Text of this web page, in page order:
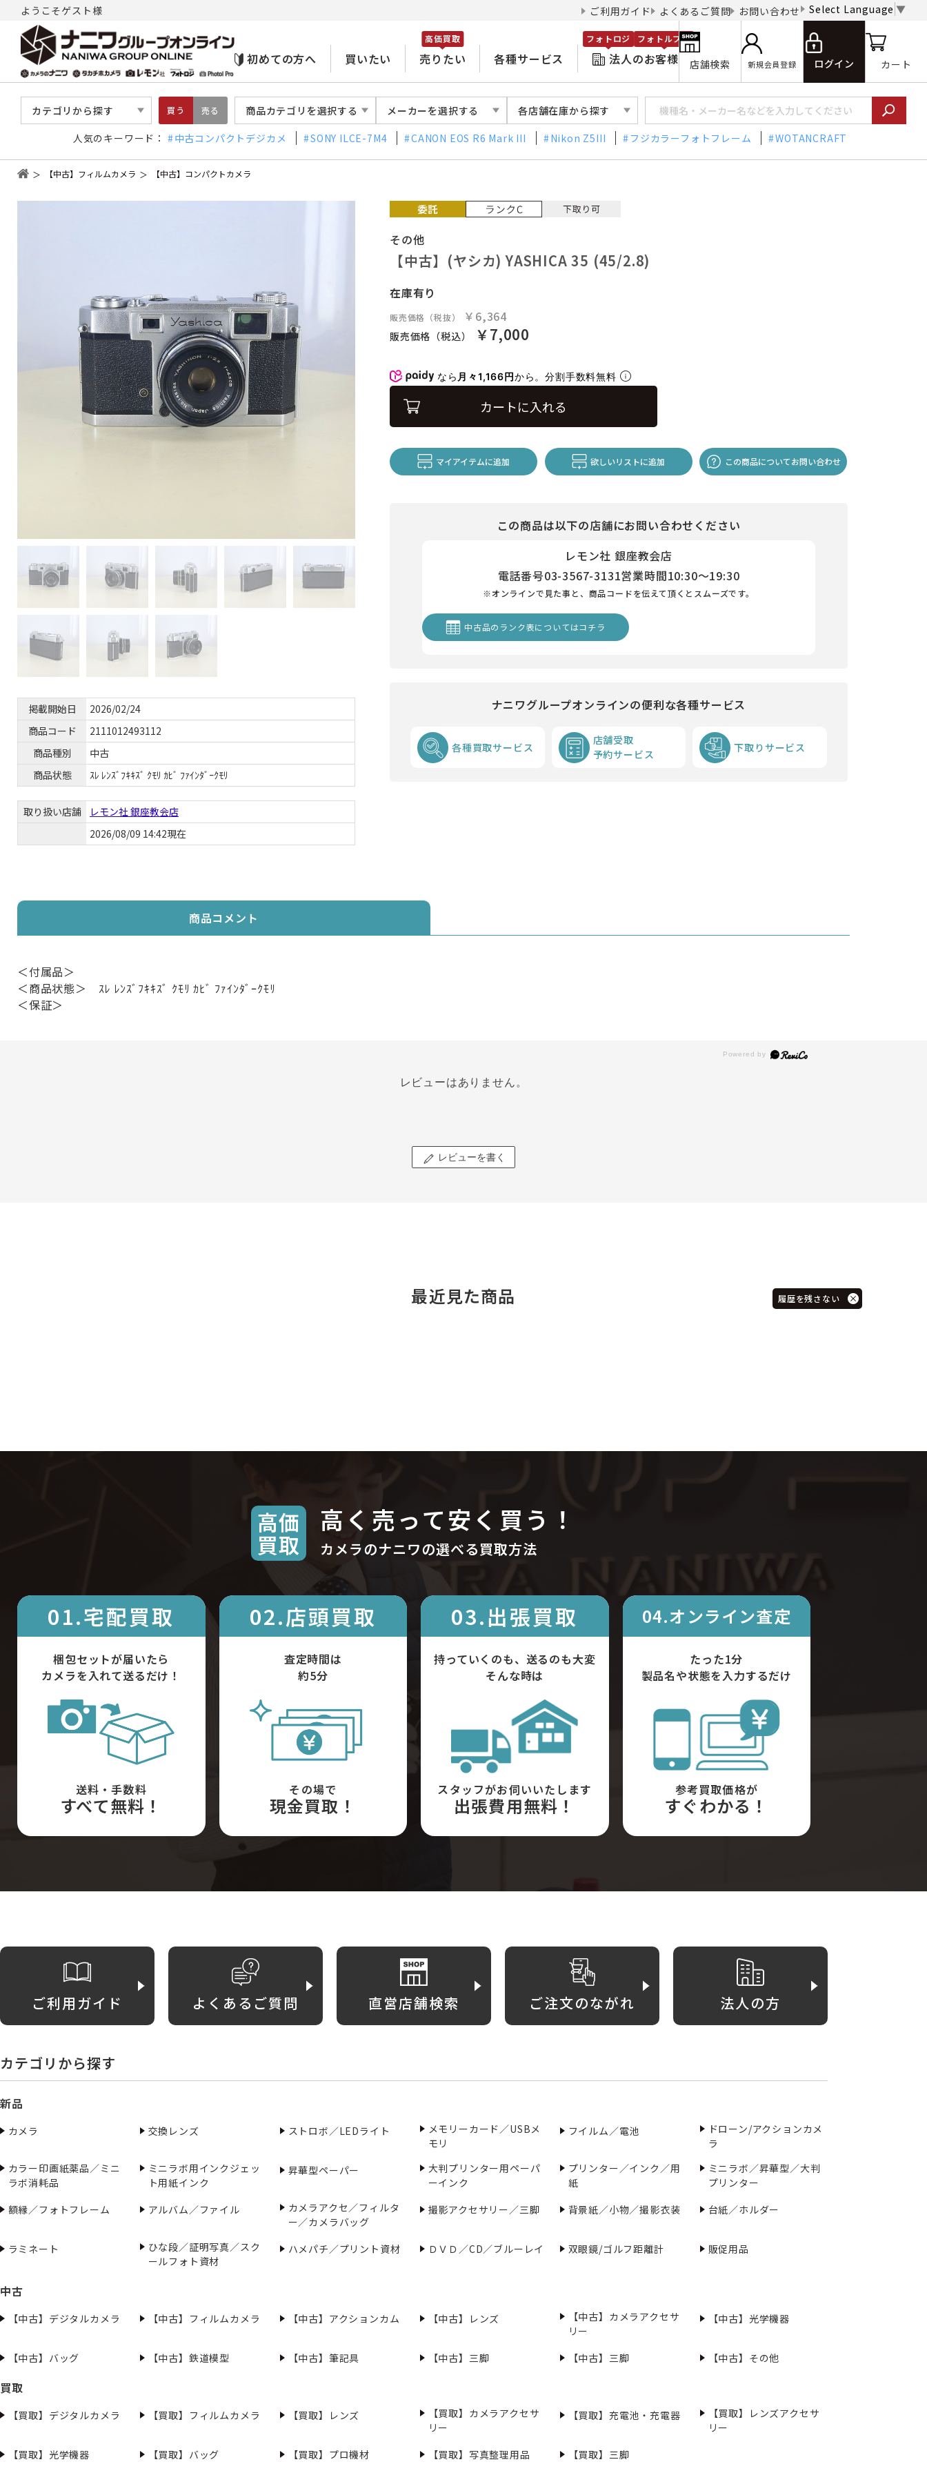
ようこそゲスト様 ご利用ガイド よくあるご質問 お問い合わせ Select Language ▼
初めての方へ 買いたい 売りたい
高価買取
各種サービス 法人のお客様
フォトロジ フォトルプロ
店舗検索 新規会員登録 ログイン カート
カテゴリから探す 買う 売る 商品カテゴリを選択する メーカーを選択する 各店舗在庫から探す
人気のキーワード： 中古コンパクトデジカメ SONY ILCE-7M4 CANON EOS R6 Mark III Nikon Z5III フジカラーフォトフレーム WOTANCRAFT
【中古】フィルムカメラ 【中古】コンパクトカメラ
掲載開始日
2026/02/24
商品コード
2111012493112
商品種別
中古
商品状態
ｽﾚ ﾚﾝｽﾞﾌｷｷｽﾞ ｸﾓﾘ ｶﾋﾞ ﾌｧｲﾝﾀﾞｰｸﾓﾘ
取り扱い店舗
レモン社 銀座教会店
2026/08/09 14:42現在
その他
【中古】(ヤシカ) YASHICA 35 (45/2.8)
在庫有り
販売価格（税抜） ￥6,364
販売価格（税込） ￥7,000
なら 月々1,166円から。分割手数料無料
カートに入れる
マイアイテムに追加 欲しいリストに追加 この商品についてお問い合わせ
この商品は以下の店舗にお問い合わせください
レモン社 銀座教会店
電話番号03-3567-3131営業時間10:30～19:30
※オンラインで見た事と、商品コードを伝えて頂くとスムーズです。
中古品のランク表についてはコチラ
ナニワグループオンラインの便利な各種サービス
各種買取サービス
店舗受取
予約サービス
下取りサービス
商品コメント
＜付属品＞
＜商品状態＞ ｽﾚ ﾚﾝｽﾞﾌｷｷｽﾞ ｸﾓﾘ ｶﾋﾞ ﾌｧｲﾝﾀﾞｰｸﾓﾘ
＜保証＞
レビューはありません。
レビューを書く
最近見た商品 履歴を残さない
高価
買取
高く売って安く買う！
カメラのナニワの選べる買取方法
01.宅配買取
梱包セットが届いたら
カメラを入れて送るだけ！
送料・手数料
すべて無料！
02.店頭買取
査定時間は
約5分
その場で
現金買取！
03.出張買取
持っていくのも、送るのも大変
そんな時は
スタッフがお伺いいたします
出張費用無料！
04.オンライン査定
たった1分
製品名や状態を入力するだけ
参考買取価格が
すぐわかる！
ご利用ガイド よくあるご質問 直営店舗検索 ご注文のながれ 法人の方
カテゴリから探す
新品
カメラ 交換レンズ ストロボ／LEDライト
メモリーカード／USBメ
モリ
フイルム／電池
ドローン/アクションカメ
ラ
カラー印画紙薬品／ミニ
ラボ消耗品
ミニラボ用インクジェッ
ト用紙インク
昇華型ペーパー
大判プリンター用ペーパ
ーインク
プリンター／インク／用
紙
ミニラボ／昇華型／大判
プリンター
額縁／フォトフレーム
アルバム／ファイル
カメラアクセ／フィルタ
ー／カメラバッグ
撮影アクセサリー／三脚 背景紙／小物／撮影衣装 台紙／ホルダー
ラミネート
ひな段／証明写真／スク
ールフォト資材
ハメパチ／プリント資材 ＤＶＤ／CD／ブルーレイ 双眼鏡/ゴルフ距離計 販促用品
中古
【中古】デジタルカメラ 【中古】フィルムカメラ 【中古】アクションカム 【中古】レンズ
【中古】カメラアクセサ
リー
【中古】光学機器
【中古】バッグ 【中古】鉄道模型 【中古】筆記具 【中古】三脚 【中古】三脚 【中古】その他
買取
【買取】デジタルカメラ 【買取】フィルムカメラ 【買取】レンズ
【買取】カメラアクセサ
リー
【買取】充電池・充電器
【買取】レンズアクセサ
リー
【買取】光学機器
【買取】バッグ 【買取】プロ機材 【買取】写真整理用品 【買取】三脚